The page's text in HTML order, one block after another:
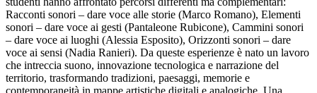
Racconti sonori – dare voce alle storie (Marco Romano), Elementi
sonori – dare voce ai gesti (Pantaleone Rubicone), Cammini sonori
– dare voce ai luoghi (Alessia Esposito), Orizzonti sonori – dare
voce ai sensi (Nadia Ranieri). Da queste esperienze è nato un lavoro
che intreccia suono, innovazione tecnologica e narrazione del
territorio, trasformando tradizioni, paesaggi, memorie e